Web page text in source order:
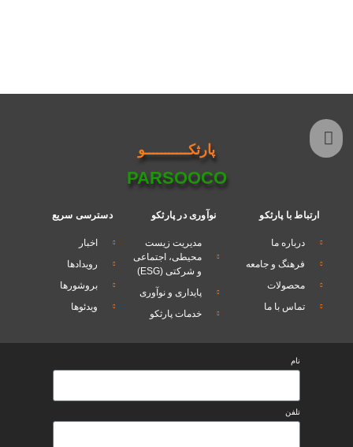
پارثكـــــــــــو
PARSOOCO
جامعه
نوآوری در پارثکو
مدیریت زیست
محیطی، اجتماعی
و شرکتی (ESG)
پایداری و نوآوری
خدمات پارثکو
دسترسی سریع
اخبار
رویدادها
بروشورها